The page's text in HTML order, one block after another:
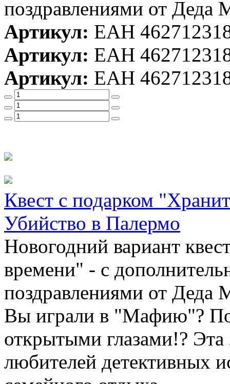
поздравлениями от Деда
Артикул: ЕАН
Артикул: ЕАН
Артикул: ЕАН
Квест с подарком
Убийство в Палермо
Новогодний вариант
времени" - с
поздравлениями от Деда
Вы играли в "Мафию"?
открытыми глазами!?
любителей детективных